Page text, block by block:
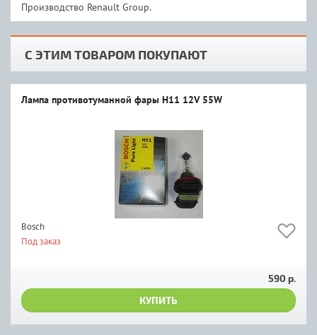
Производство Renault Group.
С ЭТИМ ТОВАРОМ ПОКУПАЮТ
Лампа противотуманной фары H11 12V 55W
Bosch
Под заказ
590 р.
КУПИТЬ